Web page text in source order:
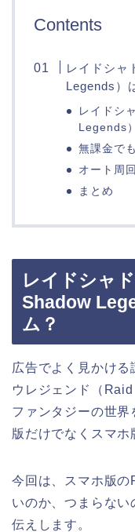
Contents
レイドシャ
Legends）
レイドシ
Legends
無課金で
オート周
まとめ
レイドシャ
Shadow
ム？
広告でよく見かけ
ウレジェンド（
ファンタジーの世
版だけでなくスマホ
今回は、スマホ版
いのか、つまらな
伝えします。